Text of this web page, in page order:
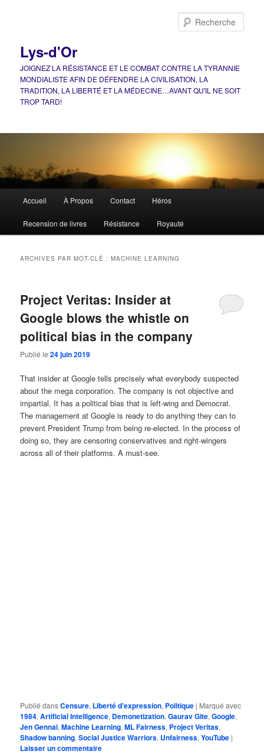
Lys-d'Or
JOIGNEZ LA RÉSISTANCE ET LE COMBAT CONTRE LA TYRANNIE
MONDIALISTE AFIN DE DÉFENDRE LA CIVILISATION, LA
TRADITION, LA LIBERTÉ ET LA MÉDECINE…AVANT QU'IL NE SOIT
TROP TARD!
principal
Accueil À Propos Contact Héros
Recension de livres Résistance Royauté
ARCHIVES PAR MOT-CLÉ :MACHINE LEARNING
Project Veritas: Insider at
Google blows the whistle on
political bias in the company
Publié le24 juin 2019
That insider at Google tells precisely what everybody suspected
about the mega corporation. The company is not objective and
impartial. It has a political bias that is left-wing and Democrat.
The management at Google is ready to do anything they can to
prevent President Trump from being re-elected. In the process of
doing so, they are censoring conservatives and right-wingers
across all of their platforms. A must-see.
Publié dansCensure, Liberté d'expression, Politique | Marqué avec
1984,Artificial Intelligence, Demonetization,Gaurav Gite,Google,
Jen Gennai,Machine Learning,ML Fairness, Project Veritas,
Shadow banning,Social Justice Warriors, Unfairness,YouTube |
Laisser un commentaire